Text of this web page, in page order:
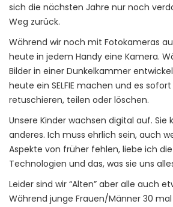
sich die nächsten Jahre nur noch
Weg zurück.
Während wir noch mit Fotokameras
heute in jedem Handy eine Kamera.
Bilder in einer Dunkelkammer
heute ein SELFIE machen und es
retuschieren, teilen oder löschen.
Unsere Kinder wachsen digital auf. Sie
anderes. Ich muss ehrlich sein, auch
Aspekte von früher fehlen, liebe ich
Technologien und das, was sie uns
Leider sind wir “Alten” aber alle auch
Während junge Frauen/Männer 30